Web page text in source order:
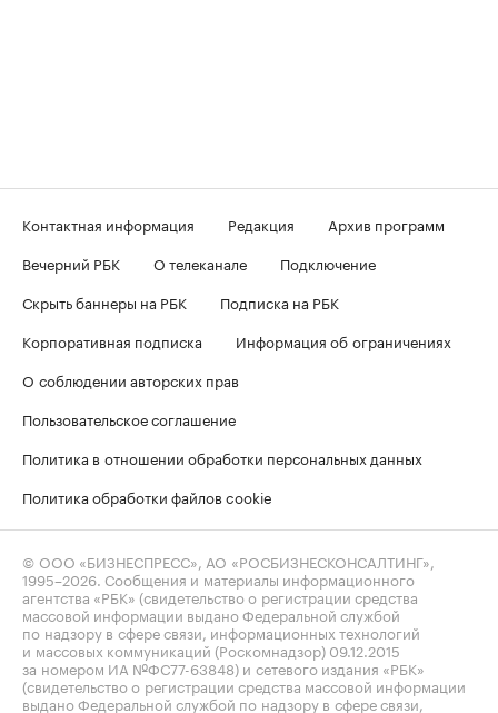
Контактная информация Редакция
Архив программ
Вечерний РБК
О телеканале
Подключение
Скрыть баннеры на РБК
Подписка на РБК
Корпоративная подписка
Информация об ограничениях
О соблюдении авторских прав
Пользовательское соглашение
Политика в отношении обработки персональных данных
Политика обработки файлов cookie
© ООО «БИЗНЕСПРЕСС», АО «РОСБИЗНЕСКОНСАЛТИНГ»,
1995–2026 . Сообщения и материалы информационного
агентства «РБК» (свидетельство о регистрации средства
массовой информации выдано Федеральной службой
по надзору в сфере связи, информационных технологий
и массовых коммуникаций (Роскомнадзор) 09.12.2015
за номером ИА №ФС77-63848) и сетевого издания «РБК»
(свидетельство о регистрации средства массовой информации
выдано Федеральной службой по надзору в сфере связи,